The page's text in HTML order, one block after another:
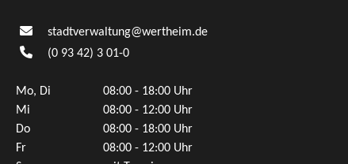
stadtverwaltung@wertheim.de
(0 93 42) 3 01-0
Mo, Di
08:00 - 18:00 Uhr
Mi
08:00 - 12:00 Uhr
Do
08:00 - 18:00 Uhr
Fr
08:00 - 12:00 Uhr